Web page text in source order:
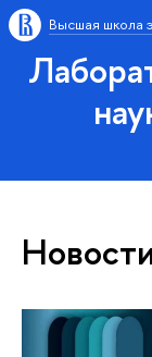
Высшая школа